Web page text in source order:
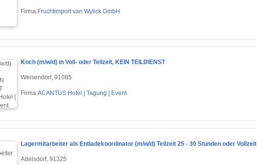
Firma:Fruchtimport van Wylick GmbH
Koch (m/w/d) in Voll- oder Teilzeit, KEIN TEILDIENST
Weisendorf, 91085
Firma:ACANTUS Hotel | Tagung | Event
Lagermitarbeiter als Entladekoordinator (m/w/d) Teilzeit 25 - 30 Stunden oder Vollzeit
Adelsdorf, 91325